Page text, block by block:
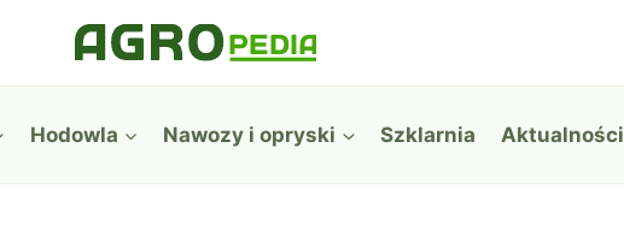
Hodowla Nawozy i opryski Szklarnia Aktualności